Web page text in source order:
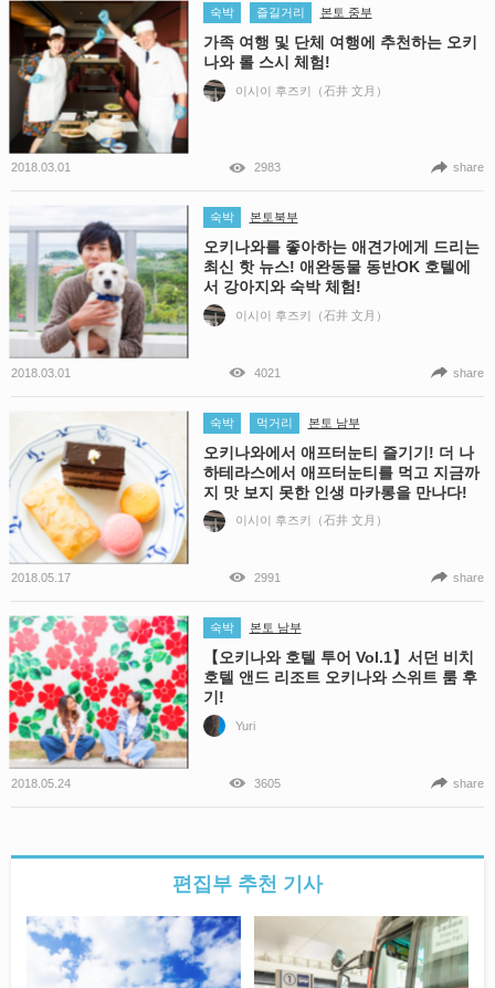
숙박 즐길거리 본토 중부
가족 여행 및 단체 여행에 추천하는 오키
나와 롤 스시 체험!
이시이 후즈키（石井 文月）
2018.03.01 2983 share
숙박 본토북부
오키나와를 좋아하는 애견가에게 드리는
최신 핫 뉴스! 애완동물 동반OK 호텔에
서 강아지와 숙박 체험!
이시이 후즈키（石井 文月）
2018.03.01 4021 share
숙박 먹거리 본토 남부
오키나와에서 애프터눈티 즐기기! 더 나
하테라스에서 애프터눈티를 먹고 지금까
지 맛 보지 못한 인생 마카롱을 만나다!
이시이 후즈키（石井 文月）
2018.05.17 2991 share
숙박 본토 남부
【오키나와 호텔 투어 Vol.1】서던 비치
호텔 앤드 리조트 오키나와 스위트 룸 후
기!
Yuri
2018.05.24 3605 share
편집부 추천 기사